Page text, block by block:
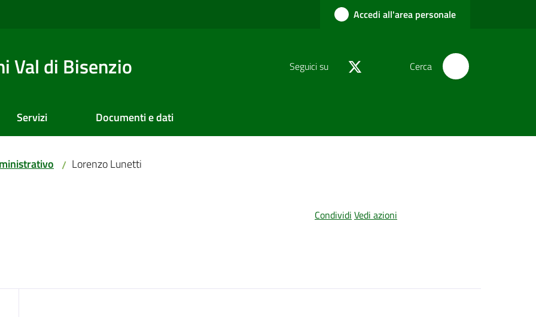
Accedi all'area personale
Val di Bisenzio Seguici su Cerca
Servizi Documenti e dati
/ Lorenzo Lunetti
Condividi Vedi azioni